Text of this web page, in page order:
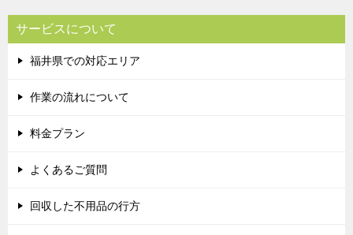
サービスについて
福井県での対応エリア
作業の流れについて
料金プラン
よくあるご質問
回収した不用品の行方